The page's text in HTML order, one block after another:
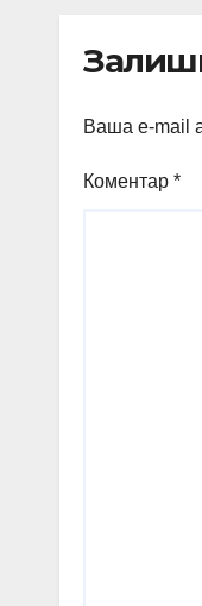
Ваша e-mail
Коментар *